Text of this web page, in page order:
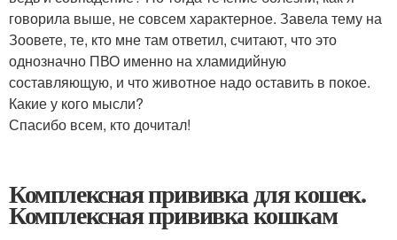
говорила выше, не совсем характерное. Завела тему на
Зоовете, те, кто мне там ответил, считают, что это
однозначно ПВО именно на хламидийную
составляющую, и что животное надо оставить в покое.
Какие у кого мысли?
Спасибо всем, кто дочитал!
Комплексная прививка для кошек.
Комплексная прививка кошкам